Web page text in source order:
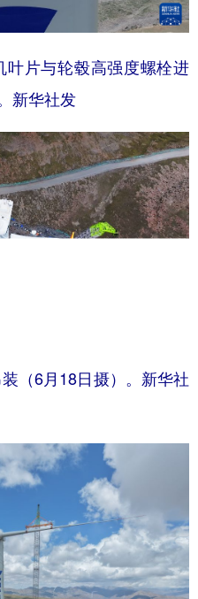
叶片与轮毂高强度螺栓进
新华社发
（6月18日摄）。新华社